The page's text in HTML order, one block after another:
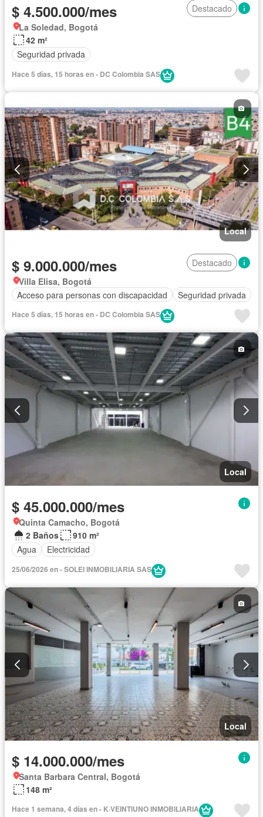
$ 4.500.000/mes
Destacado
La Soledad, Bogotá
42 m²
Seguridad privada
Hace 5 días, 15 horas en - DC Colombia SAS
Local
$ 9.000.000/mes
Destacado
Villa Elisa, Bogotá
Acceso para personas con discapacidad
Seguridad privada
Hace 5 días, 15 horas en - DC Colombia SAS
Local
$ 45.000.000/mes
Quinta Camacho, Bogotá
2 Baños
910 m²
Agua
Electricidad
25/06/2026 en - SOLEI INMOBILIARIA SAS
Local
$ 14.000.000/mes
Santa Barbara Central, Bogotá
148 m²
Hace 1 semana, 4 días en - K·VEINTIUNO INMOBILIARIA